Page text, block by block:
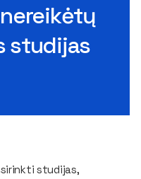
studijas
studijas,